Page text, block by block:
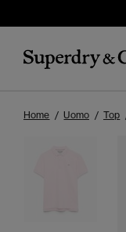
Home Uomo Top